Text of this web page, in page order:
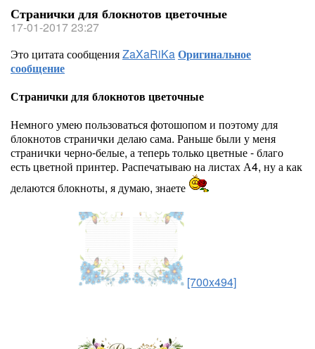
Странички для блокнотов цветочные
17-01-2017 23:27
Это цитата сообщенияZaXaRiKaОригинальное
сообщение
Странички для блокнотов цветочные
Немного умею пользоваться фотошопом и поэтому для
блокнотов странички делаю сама. Раньше были у меня
странички черно-белые, а теперь только цветные - благо
есть цветной принтер. Распечатываю на листах А4, ну а как
делаются блокноты, я думаю, знаете
[700x494]